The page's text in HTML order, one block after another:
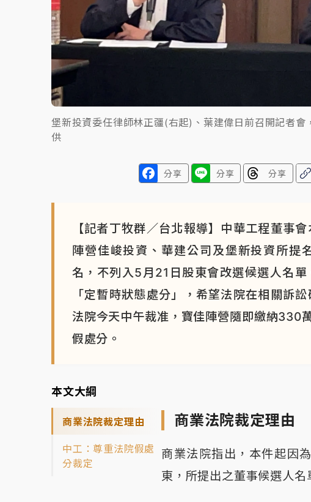
堡新投資委任律師林正疆(右起)、葉建偉日前召開記者
供
分享 分享 分享
【記者丁牧群／台北報導】中華工程董事
陣營佳峻投資、華建公司及堡新投資所提
名，不列入5月21日股東會改選候選人名
「定暫時狀態處分」，希望法院在相關訴
法院今天中午裁准，寶佳陣營隨即繳納330
假處分。
本文大綱
商業法院裁定理由
中工：尊重法院假處
分裁定
商業法院裁定理由
商業法院指出，本件起因
東，所提出之董事候選人名